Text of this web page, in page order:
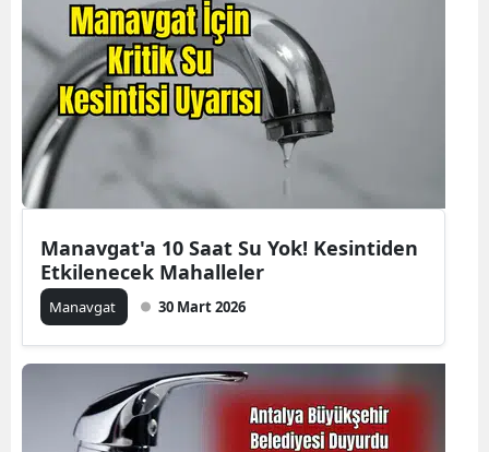
Manavgat'a 10 Saat Su Yok! Kesintiden
Etkilenecek Mahalleler
Manavgat 30 Mart 2026